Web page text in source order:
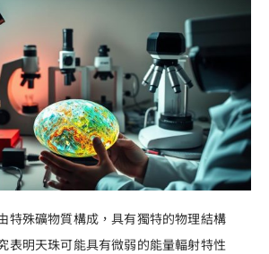
特殊礦物質構成，具有獨特的物理結構
表明天珠可能具有微弱的能量輻射特性